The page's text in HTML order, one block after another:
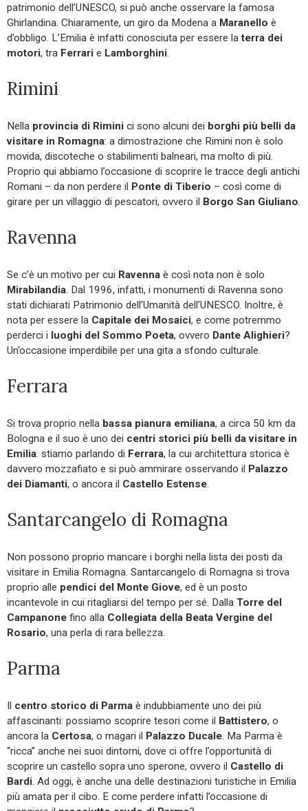
patrimonio dell’UNESCO, si può anche osservare la famosa
Ghirlandina. Chiaramente, un giro da Modena a Maranello è
d’obbligo. L’Emilia è infatti conosciuta per essere laterra dei
motori, tra Ferrari e Lamborghini.
Rimini
Nella provincia di Rimini ci sono alcuni dei borghi più belli da
visitare in Romagna: a dimostrazione che Rimini non è solo
movida, discoteche o stabilimenti balneari, ma molto di più.
Proprio qui abbiamo l’occasione di scoprire le tracce degli antichi
Romani – da non perdere il Ponte di Tiberio – così come di
girare per un villaggio di pescatori, ovvero il Borgo San Giuliano.
Ravenna
Se c’è un motivo per cui Ravenna è così nota non è solo
Mirabilandia. Dal 1996, infatti, i monumenti di Ravenna sono
stati dichiarati Patrimonio dell’Umanità dell’UNESCO. Inoltre, è
nota per essere la Capitale dei Mosaici, e come potremmo
perderci i luoghi del Sommo Poeta, ovvero Dante Alighieri?
Un’occasione imperdibile per una gita a sfondo culturale.
Ferrara
Si trova proprio nella bassa pianura emiliana, a circa 50 km da
Bologna e il suo è uno dei centri storici più belli da visitare in
Emilia: stiamo parlando di Ferrara, la cui architettura storica è
davvero mozzafiato e si può ammirare osservando il Palazzo
dei Diamanti, o ancora il Castello Estense.
Santarcangelo di Romagna
Non possono proprio mancare i borghi nella lista dei posti da
visitare in Emilia Romagna. Santarcangelo di Romagna si trova
proprio alle pendici del Monte Giove, ed è un posto
incantevole in cui ritagliarsi del tempo per sé. Dalla Torre del
Campanone fino alla Collegiata della Beata Vergine del
Rosario, una perla di rara bellezza.
Parma
Il centro storico di Parma è indubbiamente uno dei più
affascinanti: possiamo scoprire tesori come il Battistero, o
ancora la Certosa, o magari il Palazzo Ducale. Ma Parma è
“ricca” anche nei suoi dintorni, dove ci offre l’opportunità di
scoprire un castello sopra uno sperone, ovvero il Castello di
Bardi. Ad oggi, è anche una delle destinazioni turistiche in Emilia
più amata per il cibo. E come perdere infatti l’occasione di